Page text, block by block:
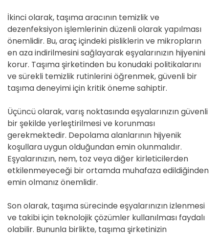
İkinci olarak, taşıma aracının temizlik ve
dezenfeksiyon işlemlerinin düzenli olarak yapılması
önemlidir. Bu, araç içindeki pisliklerin ve mikropların
en aza indirilmesini sağlayarak eşyalarınızın hijyenini
korur. Taşıma şirketinden bu konudaki politikalarını
ve sürekli temizlik rutinlerini öğrenmek, güvenli bir
taşıma deneyimi için kritik öneme sahiptir.
Üçüncü olarak, varış noktasında eşyalarınızın güvenli
bir şekilde yerleştirilmesi ve korunması
gerekmektedir. Depolama alanlarının hijyenik
koşullara uygun olduğundan emin olunmalıdır.
Eşyalarınızın, nem, toz veya diğer kirleticilerden
etkilenmeyeceği bir ortamda muhafaza edildiğinden
emin olmanız önemlidir.
Son olarak, taşıma sürecinde eşyalarınızın izlenmesi
ve takibi için teknolojik çözümler kullanılması faydalı
olabilir. Bununla birlikte, taşıma şirketinizin